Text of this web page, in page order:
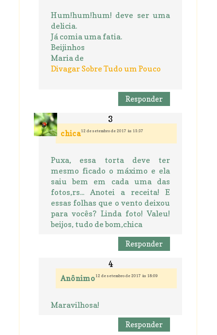
Hum!hum!hum! deve ser uma
delicia.
Já comia uma fatia.
Beijinhos
Maria de
Divagar Sobre Tudo um Pouco
Responder
chica12 de setembro de 2017 às 15:37
Puxa, essa torta deve ter
mesmo ficado o máximo e ela
saiu bem em cada uma das
fotos,rs... Anotei a receita! E
essas folhas que o vento deixou
para vocês? Linda foto! Valeu!
beijos, tudo de bom,chica
Responder
Anônimo 12 de setembro de 2017 às 18:09
Maravilhosa!
Responder